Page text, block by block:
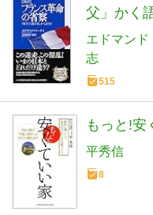
父」かく
エドマンド
志
515
もっと!安
平秀信
8